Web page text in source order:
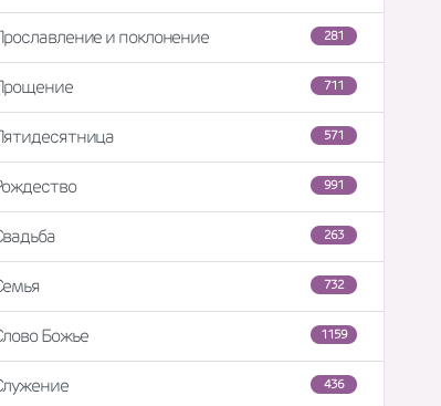
281
и поклонение
711
571
991
263
732
1159
Божье
436